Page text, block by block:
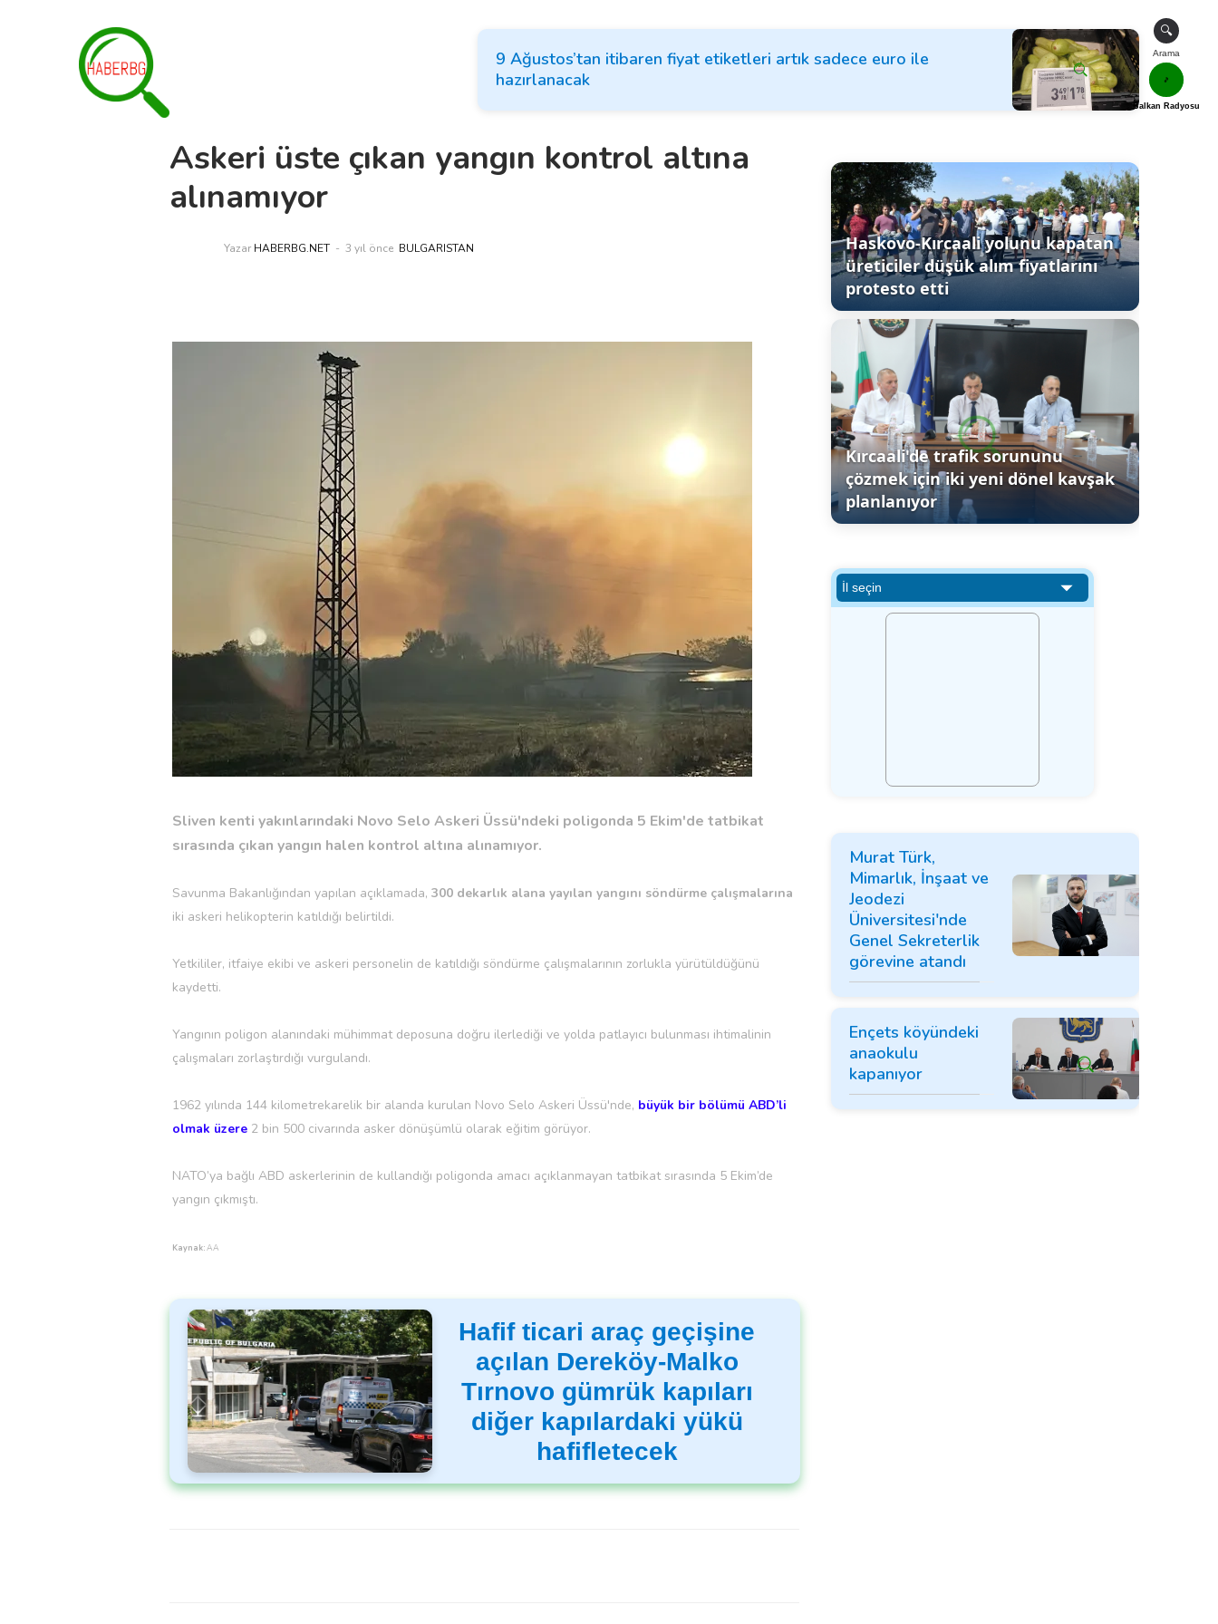
9 Ağustos’tan itibaren fiyat etiketleri artık sadece euro ile
hazırlanacak
Askeri üste çıkan yangın kontrol altına
alınamıyor
Yazar HABERBG.NET 3 yıl önce BULGARISTAN
Sliven kenti yakınlarındaki Novo Selo Askeri Üssü'ndeki poligonda 5 Ekim'de tatbikat
sırasında çıkan yangın halen kontrol altına alınamıyor.
Savunma Bakanlığından yapılan açıklamada, 300 dekarlık alana yayılan yangını söndürme çalışmalarına
iki askeri helikopterin katıldığı belirtildi.
Yetkililer, itfaiye ekibi ve askeri personelin de katıldığı söndürme çalışmalarının zorlukla yürütüldüğünü
kaydetti.
Yangının poligon alanındaki mühimmat deposuna doğru ilerlediği ve yolda patlayıcı bulunması ihtimalinin
çalışmaları zorlaştırdığı vurgulandı.
1962 yılında 144 kilometrekarelik bir alanda kurulan Novo Selo Askeri Üssü'nde, büyük bir bölümü ABD’li
olmak üzere 2 bin 500 civarında asker dönüşümlü olarak eğitim görüyor.
NATO’ya bağlı ABD askerlerinin de kullandığı poligonda amacı açıklanmayan tatbikat sırasında 5 Ekim’de
yangın çıkmıştı.​​​​​​​
Kaynak:AA
Hafif ticari araç geçişine
açılan Dereköy-Malko
Tırnovo gümrük kapıları
diğer kapılardaki yükü
hafifletecek
Haskovo-Kırcaali yolunu kapatan
üreticiler düşük alım fiyatlarını
protesto etti
Kırcaali'de trafik sorununu
çözmek için iki yeni dönel kavşak
planlanıyor
Murat Türk,
Mimarlık, İnşaat ve
Jeodezi
Üniversitesi'nde
Genel Sekreterlik
görevine atandı
Ençets köyündeki
anaokulu
kapanıyor
🔍
Arama
🎵
Balkan Radyosu